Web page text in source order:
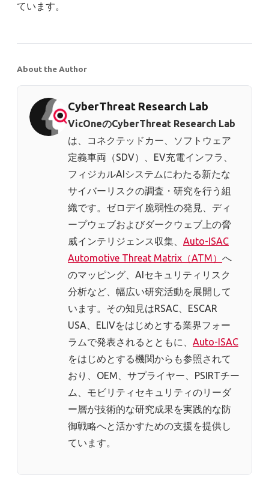
ています。
About the Author
CyberThreat Research Lab
VicOneのCyberThreat Research Lab
は、コネクテッドカー、ソフトウェア
定義車両（SDV）、EV充電インフラ、
フィジカルAIシステムにわたる新たな
サイバーリスクの調査・研究を行う組
織です。ゼロデイ脆弱性の発見、ディ
ープウェブおよびダークウェブ上の脅
威インテリジェンス収集、 Auto-ISAC
Automotive Threat Matrix（ATM） へ
のマッピング、AIセキュリティリスク
分析など、幅広い研究活動を展開して
います。その知見はRSAC、ESCAR
USA、ELIVをはじめとする業界フォー
ラムで発表されるとともに、 Auto-ISAC
をはじめとする機関からも参照されて
おり、OEM、サプライヤー、PSIRTチー
ム、モビリティセキュリティのリーダ
ー層が技術的な研究成果を実践的な防
御戦略へと活かすための支援を提供し
ています。